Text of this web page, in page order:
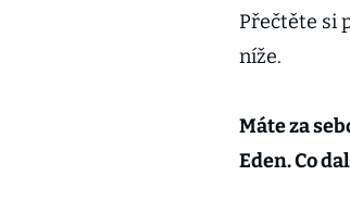
Přečtěte si
níže.
Máte za
Eden. Co